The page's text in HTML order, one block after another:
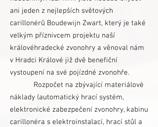
ani jeden z nejlepších světových
carillonérů Boudewijn Zwart, který je také
velkým příznivcem projektu naší
královéhradecké zvonohry a věnoval nám
v Hradci Králové již dvě benefiční
vystoupení na své pojízdné zvonohře.
Rozpočet na zbývající materiálové
náklady (automatický hrací systém,
elektronické zabezpečení zvonohry, kabinu
carillonéra s elektroinstalací, hrací stůl a